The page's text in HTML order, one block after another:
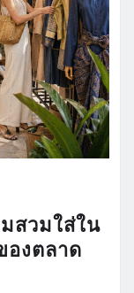
สวมใส่ใน
องตลาด